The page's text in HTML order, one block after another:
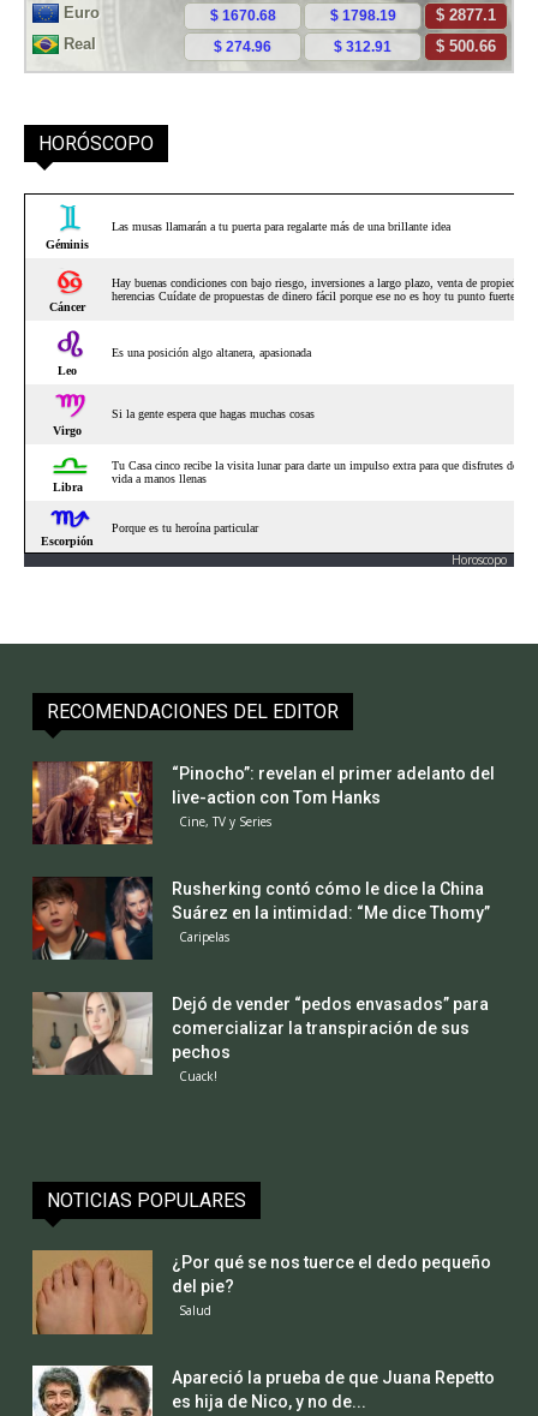
HORÓSCOPO
Horoscopo
RECOMENDACIONES DEL EDITOR
“Pinocho”: revelan el primer adelanto del
live-action con Tom Hanks
Cine, TV y Series
Rusherking contó cómo le dice la China
Suárez en la intimidad: “Me dice Thomy”
Caripelas
Dejó de vender “pedos envasados” para
comercializar la transpiración de sus
pechos
Cuack!
NOTICIAS POPULARES
¿Por qué se nos tuerce el dedo pequeño
del pie?
Salud
Apareció la prueba de que Juana Repetto
es hija de Nico, y no de...